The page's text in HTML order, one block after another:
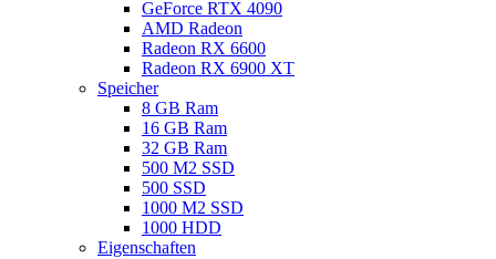
GeForce RTX 4090
AMD Radeon
Radeon RX 6600
Radeon RX 6900 XT
Speicher
8 GB Ram
16 GB Ram
32 GB Ram
500 M2 SSD
500 SSD
1000 M2 SSD
1000 HDD
Eigenschaften